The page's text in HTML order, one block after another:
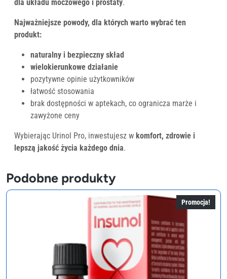
dla układu moczowego i prostaty.
Najważniejsze powody, dla których warto wybrać ten
produkt:
naturalny i bezpieczny skład
wielokierunkowe działanie
pozytywne opinie użytkowników
łatwość stosowania
brak dostępności w aptekach, co ogranicza marże i
zawyżone ceny
Wybierając Urinol Pro, inwestujesz w komfort, zdrowie i
lepszą jakość życia każdego dnia.
Podobne produkty
Promocja!